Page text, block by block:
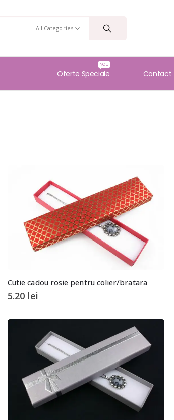
All Categories
Oferte Speciale
NOU
Contact
Cutie cadou rosie pentru colier/bratara
5.20 lei